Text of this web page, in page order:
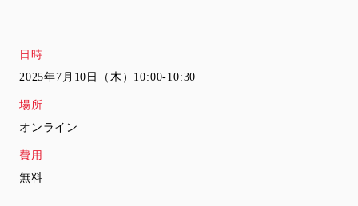
日時
2025年7月10日（木）10:00-10:30
場所
オンライン
費用
無料